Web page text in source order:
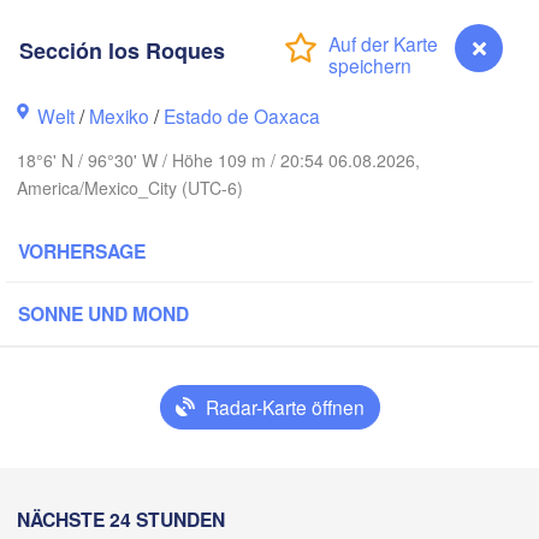
Sección los Roques
Welt/Mexiko /Estado de Oaxaca
18°6' N / 96°30' W / Höhe 109 m / 20:54 06.08.2026,
America/Mexico_City (UTC-6)
VORHERSAGE
SONNE UND MOND
Radar-Karte öffnen
NÄCHSTE 24 STUNDEN
Reynosa
Ciudad Victoria
Poza Rica
Sección los Roques